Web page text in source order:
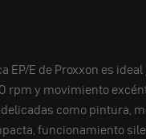
EP/E de Proxxon es
rpm y movimiento
como pintura,
funcionamiento